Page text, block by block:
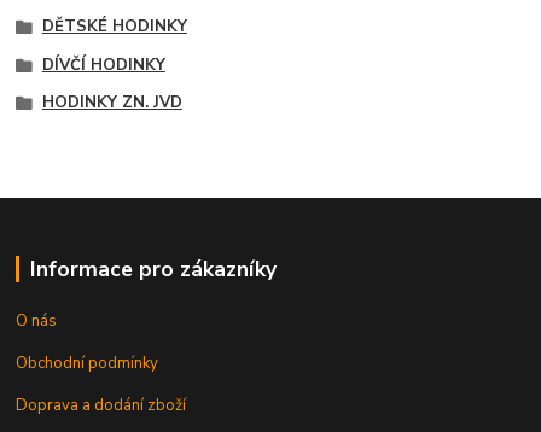
DĚTSKÉ HODINKY
DÍVČÍ HODINKY
HODINKY ZN. JVD
Informace pro zákazníky
O nás
Obchodní podmínky
Doprava a dodání zboží